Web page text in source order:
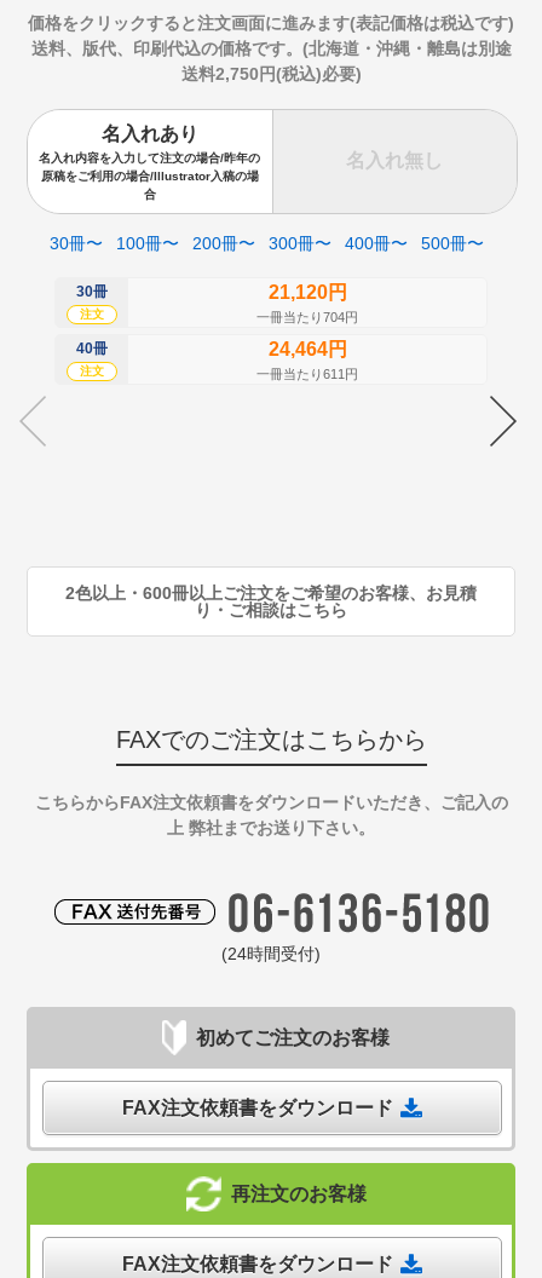
価格をクリックすると注文画面に進みます(表記価格は税込です)
送料、版代、印刷代込の価格です。(北海道・沖縄・離島は別途
送料2,750円(税込)必要)
名入れあり
名入れ内容を入力して注文の場合/昨年の
原稿をご利用の場合/Illustrator入稿の場
合
名入れ無し
30冊〜 100冊〜 200冊〜 300冊〜 400冊〜 500冊〜
30冊
注文
21,120円
一冊当たり704円
40冊
注文
24,464円
一冊当たり611円
2色以上・600冊以上ご注文をご希望のお客様、お見積
り・ご相談はこちら
FAXでのご注文はこちらから
こちらからFAX注文依頼書をダウンロードいただき、ご記入の
上 弊社までお送り下さい。
(24時間受付)
初めてご注文のお客様
FAX注文依頼書をダウンロード
再注文のお客様
FAX注文依頼書をダウンロード